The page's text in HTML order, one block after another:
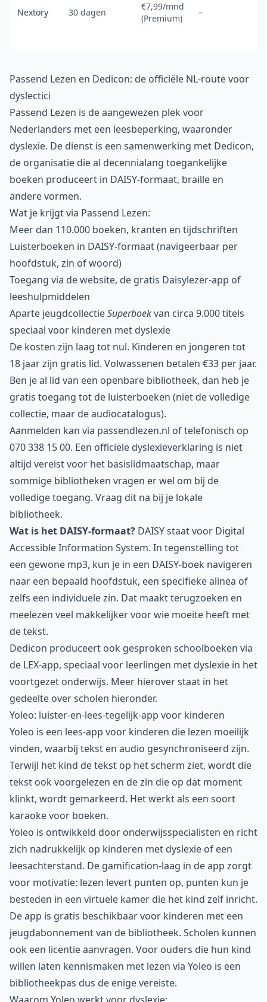
Nextory 30 dagen
€7,99/mnd
(Premium)
–
Passend Lezen en Dedicon: de officiële NL-route voor
dyslectici
Passend Lezen is de aangewezen plek voor
Nederlanders met een leesbeperking, waaronder
dyslexie. De dienst is een samenwerking met Dedicon,
de organisatie die al decennialang toegankelijke
boeken produceert in DAISY-formaat, braille en
andere vormen.
Wat je krijgt via Passend Lezen:
Meer dan 110.000 boeken, kranten en tijdschriften
Luisterboeken in DAISY-formaat (navigeerbaar per
hoofdstuk, zin of woord)
Toegang via de website, de gratis Daisylezer-app of
leeshulpmiddelen
Aparte jeugdcollectieSuperboekvan circa 9.000 titels
speciaal voor kinderen met dyslexie
De kosten zijn laag tot nul. Kinderen en jongeren tot
18 jaar zijn gratis lid. Volwassenen betalen €33 per jaar.
Ben je al lid van een openbare bibliotheek, dan heb je
gratis toegang tot de luisterboeken (niet de volledige
collectie, maar de audiocatalogus).
Aanmelden kan via passendlezen.nl of telefonisch op
070 338 15 00. Een officiële dyslexieverklaring is niet
altijd vereist voor het basislid­maatschap, maar
sommige bibliotheken vragen er wel om bij de
volledige toegang. Vraag dit na bij je lokale
bibliotheek.
Wat is het DAISY-formaat? DAISY staat voor Digital
Accessible Information System. In tegenstelling tot
een gewone mp3, kun je in een DAISY-boek navigeren
naar een bepaald hoofdstuk, een specifieke alinea of
zelfs een individuele zin. Dat maakt terugzoeken en
meelezen veel makkelijker voor wie moeite heeft met
de tekst.
Dedicon produceert ook gesproken schoolboeken via
de LEX-app, speciaal voor leerlingen met dyslexie in het
voortgezet onderwijs. Meer hierover staat in het
gedeelte over scholen hieronder.
Yoleo: luister-en-lees-tegelijk-app voor kinderen
Yoleo is een lees-app voor kinderen die lezen moeilijk
vinden, waarbij tekst en audio gesynchroniseerd zijn.
Terwijl het kind de tekst op het scherm ziet, wordt die
tekst ook voorgelezen en de zin die op dat moment
klinkt, wordt gemarkeerd. Het werkt als een soort
karaoke voor boeken.
Yoleo is ontwikkeld door onderwijsspecialisten en richt
zich nadrukkelijk op kinderen met dyslexie of een
leesachterstand. De gamification-laag in de app zorgt
voor motivatie: lezen levert punten op, punten kun je
besteden in een virtuele kamer die het kind zelf inricht.
De app is gratis beschikbaar voor kinderen met een
jeugdabonnement van de bibliotheek. Scholen kunnen
ook een licentie aanvragen. Voor ouders die hun kind
willen laten kennismaken met lezen via Yoleo is een
bibliotheekpas dus de enige vereiste.